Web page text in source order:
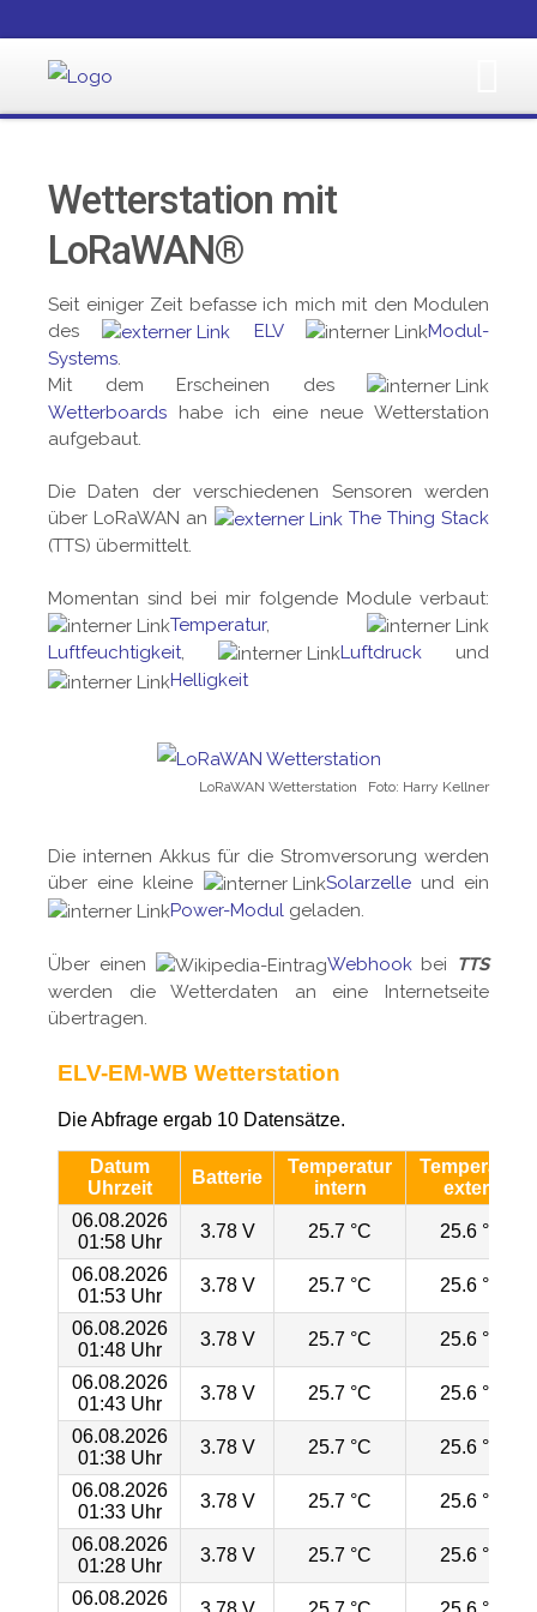
Wetterstation mit
LoRaWAN®
Seit einiger Zeit befasse ich mich mit den Modulen
des
ELV
Modul-
Systems.
Mit dem Erscheinen des
Wetterboards habe ich eine neue Wetterstation
aufgebaut.
Die Daten der verschiedenen Sensoren werden
über LoRaWAN an
The Thing Stack
(TTS) übermittelt.
Momentan sind bei mir folgende Module verbaut:
Temperatur,
Luftfeuchtigkeit, Luftdruck und
Helligkeit
LoRaWAN Wetterstation Foto: Harry Kellner
Die internen Akkus für die Stromversorung werden
über eine kleine
Solarzelleund ein
Power-Modul geladen.
Über einen Webhookbei
TTS
werden die Wetterdaten an eine Internetseite
übertragen.